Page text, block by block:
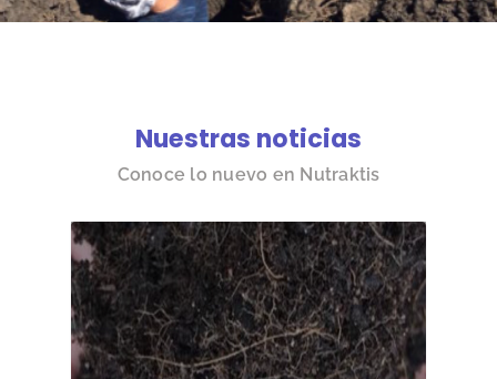
Nuestras noticias
Conoce lo nuevo en Nutraktis